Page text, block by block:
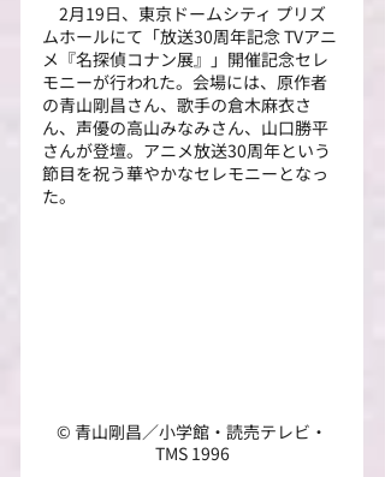
2月19日、東京ドームシティ プリズ
ムホールにて「放送30周年記念 TVアニ
メ『名探偵コナン展』」開催記念セレ
モニーが行われた。会場には、原作者
の青山剛昌さん、歌手の倉木麻衣さ
ん、声優の高山みなみさん、山口勝平
さんが登壇。アニメ放送30周年という
節目を祝う華やかなセレモニーとなっ
た。
© 青山剛昌／小学館・読売テレビ・
TMS 1996